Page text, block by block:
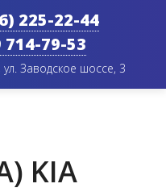
225-22-44
714-79-53
Заводское шоссе, 3
KIA